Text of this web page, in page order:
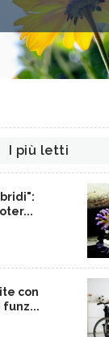
I più letti
con
funz...